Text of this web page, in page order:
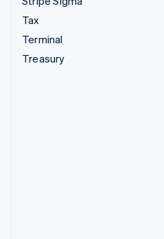
Tax
Terminal
Treasury